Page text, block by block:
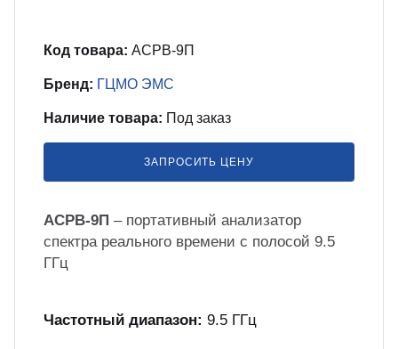
и антистатическая
интеграционные проекты
ПО для автоматизации
по ТЗ заказчика
оборудования
измерительного оборудования
цикл сборочных работ «под
Код товара: АСРВ-9П
Бренд: ГЦМО ЭМС
Наличие товара: Под заказ
ЗАПРОСИТЬ ЦЕНУ
АСРВ-9П – портативный анализатор
спектра реального времени с полосой 9.5
ГГц
Частотный диапазон: 9.5 ГГц